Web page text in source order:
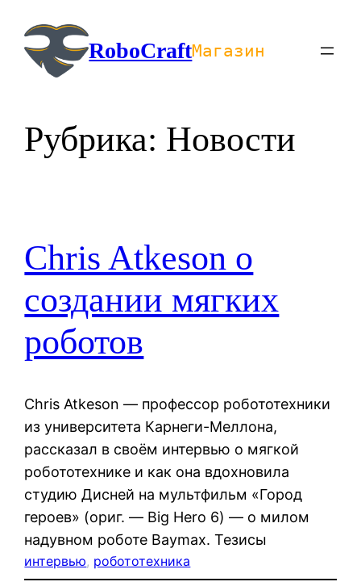
содержимомуRoboCraftМагазин
Рубрика: Новости
Chris Atkeson о
создании мягких
роботов
Chris Atkeson — профессор робототехники
из университета Карнеги-Меллона,
рассказал в своём интервью о мягкой
робототехнике и как она вдохновила
студию Дисней на мультфильм «Город
героев» (ориг. — Big Hero 6) — о милом
надувном роботе Baymax. Тезисы
интервью, робототехника